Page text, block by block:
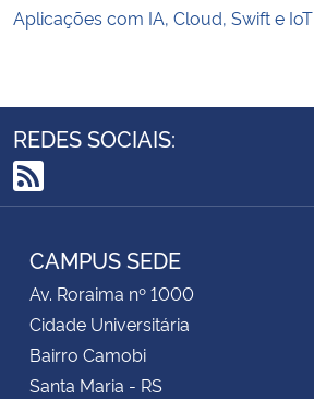
Aplicações com IA, Cloud, Swift e IoT
REDES SOCIAIS:
RSS
CAMPUS SEDE
Av. Roraima nº 1000
Cidade Universitária
Bairro Camobi
Santa Maria - RS